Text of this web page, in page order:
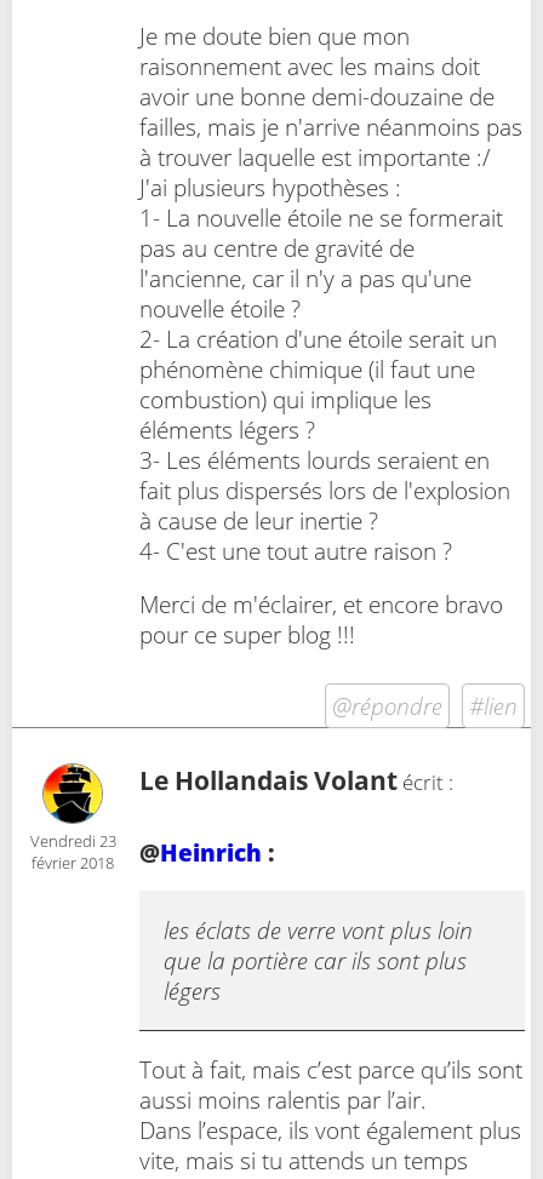
Je me doute bien que mon
raisonnement avec les mains doit
avoir une bonne demi-douzaine de
failles, mais je n'arrive néanmoins pas
à trouver laquelle est importante :/
J'ai plusieurs hypothèses :
1- La nouvelle étoile ne se formerait
pas au centre de gravité de
l'ancienne, car il n'y a pas qu'une
nouvelle étoile ?
2- La création d'une étoile serait un
phénomène chimique (il faut une
combustion) qui implique les
éléments légers ?
3- Les éléments lourds seraient en
fait plus dispersés lors de l'explosion
à cause de leur inertie ?
4- C'est une tout autre raison ?
Merci de m'éclairer, et encore bravo
pour ce super blog !!!
@répondre #lien
Vendredi 23
février 2018
Le Hollandais Volant écrit :
@Heinrich :
les éclats de verre vont plus loin
que la portière car ils sont plus
légers
Tout à fait, mais c’est parce qu’ils sont
aussi moins ralentis par l’air.
Dans l’espace, ils vont également plus
vite, mais si tu attends un temps